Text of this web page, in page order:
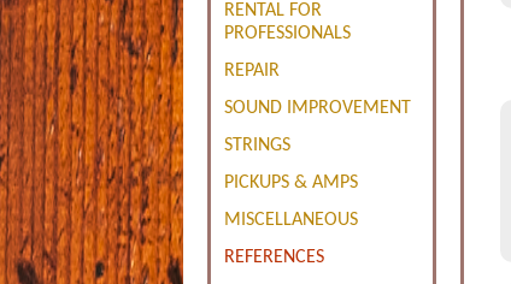
RENTAL FOR
PROFESSIONALS
REPAIR
SOUND IMPROVEMENT
STRINGS
PICKUPS & AMPS
MISCELLANEOUS
REFERENCES